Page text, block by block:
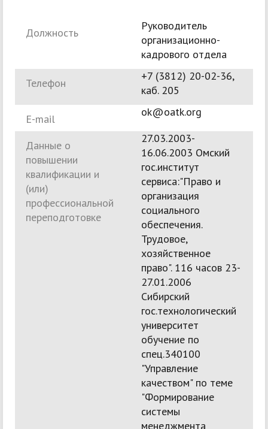
Должность
Руководитель
организационно-
кадрового отдела
Телефон
+7 (3812) 20-02-36,
каб. 205
E-mail
ok@oatk.org
Данные о
повышении
квалификации и
(или)
профессиональной
переподготовке
27.03.2003-
16.06.2003 Омский
гос.институт
сервиса:"Право и
организация
социального
обеспечения.
Трудовое,
хозяйственное
право". 116 часов 23-
27.01.2006
Сибирский
гос.технологический
университет
обучение по
спец.340100
"Управление
качеством" по теме
"Формирование
системы
менеджмента